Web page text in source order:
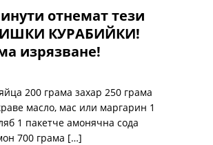
отнемат тези
КУРАБИЙКИ!
изрязване!
200 грама захар 250 грама
масло, мас или маргарин 1
1 пакетче амонячна сода
700 грама […]